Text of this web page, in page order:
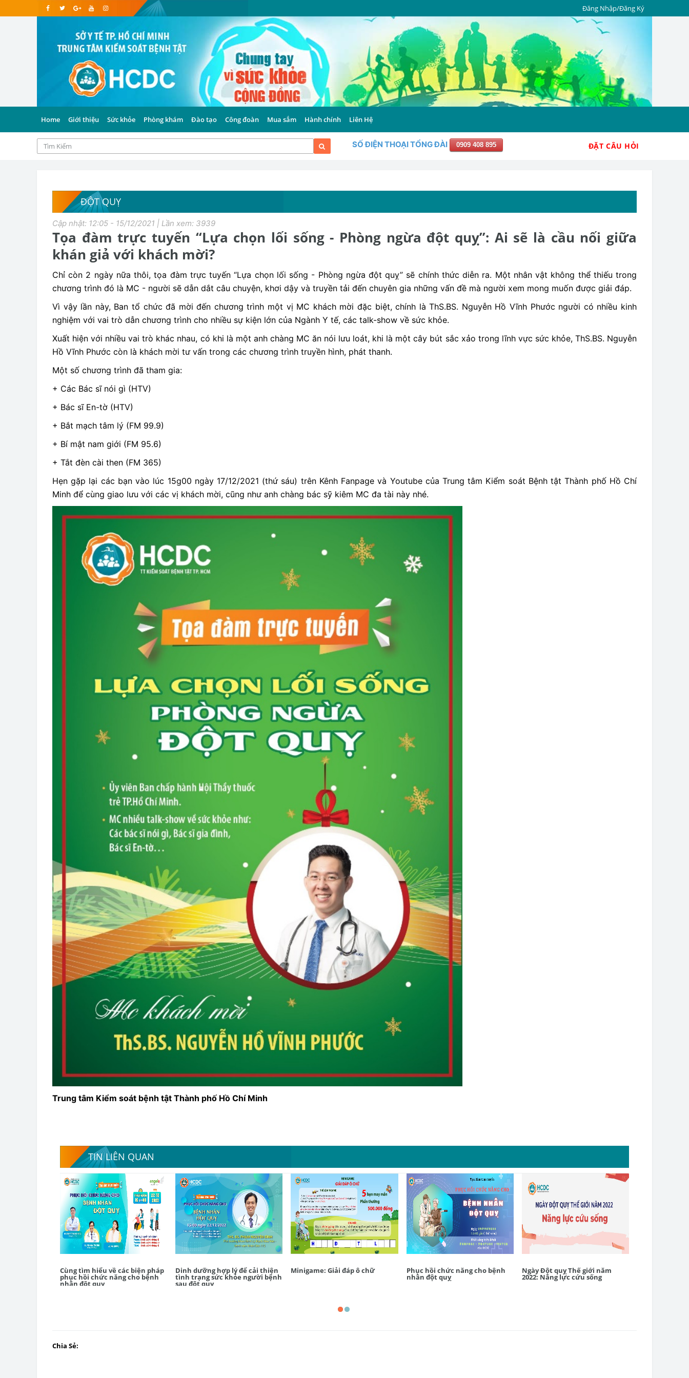
Đăng Nhập/Đăng Ký
Home Giới thiệu Sức khỏe Phòng khám Đào tạo Công đoàn Mua sắm Hành chính Liên Hệ
SỐ ĐIỆN THOẠI TỔNG ĐÀI 0909 408 895 ĐẶT CÂU HỎI
ĐỘT QUỴ
Cập nhật: 12:05 - 15/12/2021 | Lần xem: 3939
Tọa đàm trực tuyến “Lựa chọn lối sống - Phòng ngừa đột quỵ”: Ai sẽ là cầu nối giữa
khán giả với khách mời?
Chỉ còn 2 ngày nữa thôi, tọa đàm trực tuyến “Lựa chọn lối sống - Phòng ngừa đột quỵ” sẽ chính thức diễn ra. Một nhân vật không thể thiếu trong
chương trình đó là MC - người sẽ dẫn dắt câu chuyện, khơi dậy và truyền tải đến chuyên gia những vấn đề mà người xem mong muốn được giải đáp.
Vì vậy lần này, Ban tổ chức đã mời đến chương trình một vị MC khách mời đặc biệt, chính là ThS.BS. Nguyễn Hồ Vĩnh Phước người có nhiều kinh
nghiệm với vai trò dẫn chương trình cho nhiều sự kiện lớn của Ngành Y tế, các talk-show về sức khỏe.
Xuất hiện với nhiều vai trò khác nhau, có khi là một anh chàng MC ăn nói lưu loát, khi là một cây bút sắc xảo trong lĩnh vực sức khỏe, ThS.BS. Nguyễn
Hồ Vĩnh Phước còn là khách mời tư vấn trong các chương trình truyền hình, phát thanh.
Một số chương trình đã tham gia:
+ Các Bác sĩ nói gì (HTV)
+ Bác sĩ En-tờ (HTV)
+ Bắt mạch tâm lý (FM 99.9)
+ Bí mật nam giới (FM 95.6)
+ Tắt đèn cài then (FM 365)
Hẹn gặp lại các bạn vào lúc 15g00 ngày 17/12/2021 (thứ sáu) trên Kênh Fanpage và Youtube của Trung tâm Kiểm soát Bệnh tật Thành phố Hồ Chí
Minh để cùng giao lưu với các vị khách mời, cũng như anh chàng bác sỹ kiêm MC đa tài này nhé.
Trung tâm Kiểm soát bệnh tật Thành phố Hồ Chí Minh
TIN LIÊN QUAN
Cùng tìm hiểu về các biện pháp
phục hồi chức năng cho bệnh
nhân đột quỵ
Dinh dưỡng hợp lý để cải thiện
tình trạng sức khỏe người bệnh
sau đột quỵ
Minigame: Giải đáp ô chữ Phục hồi chức năng cho bệnh
nhân đột quỵ
Ngày Đột quỵ Thế giới năm
2022: Năng lực cứu sống
Chia Sẻ: